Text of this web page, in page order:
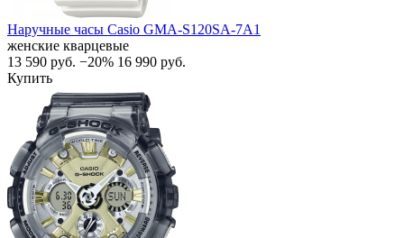
Наручные часы Casio GMA-S120SA-7A1
женские кварцевые
13 590 руб. −20% 16 990 руб.
Купить